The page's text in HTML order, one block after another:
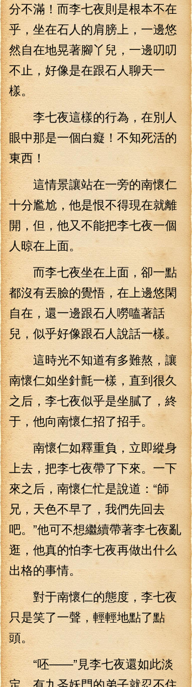
分不滿！而李七夜則是根本不在
乎，坐在石人的肩膀上，一邊悠
然自在地晃著腳丫兒，一邊叨叨
不止，好像是在跟石人聊天一
樣。
李七夜這樣的行為，在別人
眼中那是一個白癡！不知死活的
東西！
這情景讓站在一旁的南懷仁
十分尷尬，他是恨不得現在就離
開，但，他又不能把李七夜一個
人晾在上面。
而李七夜坐在上面，卻一點
都沒有丟臉的覺悟，在上邊悠閑
自在，還一邊跟石人嘮嗑著話
兒，似乎好像跟石人說話一樣。
這時光不知道有多難熬，讓
南懷仁如坐針氈一樣，直到很久
之后，李七夜似乎是坐膩了，終
于，他向南懷仁招了招手。
南懷仁如釋重負，立即縱身
上去，把李七夜帶了下來。一下
來之后，南懷仁忙是說道：“師
兄，天色不早了，我們先回去
吧。”他可不想繼續帶著李七夜亂
逛，他真的怕李七夜再做出什么
出格的事情。
對于南懷仁的態度，李七夜
只是笑了一聲，輕輕地點了點
頭。
“呸——”見李七夜還如此淡